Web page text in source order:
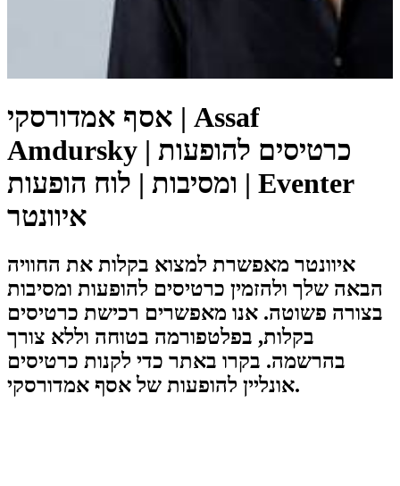
אסף אמדורסקי | Assaf
Amdursky | כרטיסים להופעות
ומסיבות | לוח הופעות | Eventer
איוונטר
איוונטר מאפשרת למצוא בקלות את החוויה
הבאה שלך ולהזמין כרטיסים להופעות ומסיבות
בצורה פשוטה. אנו מאפשרים רכישת כרטיסים
בקלות, בפלטפורמה בטוחה וללא צורך
בהרשמה. בקרו באתר כדי לקנות כרטיסים
אונליין להופעות של אסף אמדורסקי.